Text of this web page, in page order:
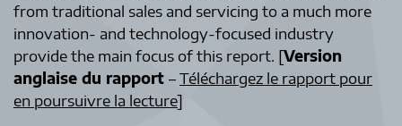
from traditional sales and servicing to a much more
innovation- and technology-focused industry
provide the main focus of this report. [Version
anglaise du rapport –Téléchargez le rapport pour
en poursuivre la lecture]